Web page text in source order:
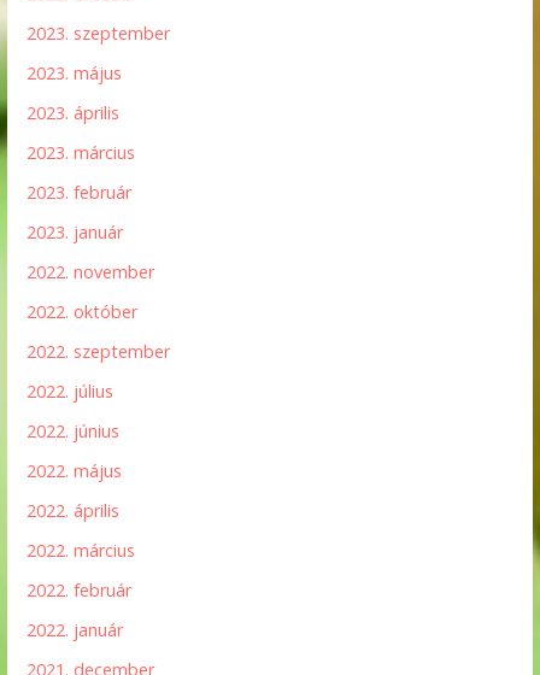
2023. szeptember
2023. május
2023. április
2023. március
2023. február
2023. január
2022. november
2022. október
2022. szeptember
2022. július
2022. június
2022. május
2022. április
2022. március
2022. február
2022. január
2021. december